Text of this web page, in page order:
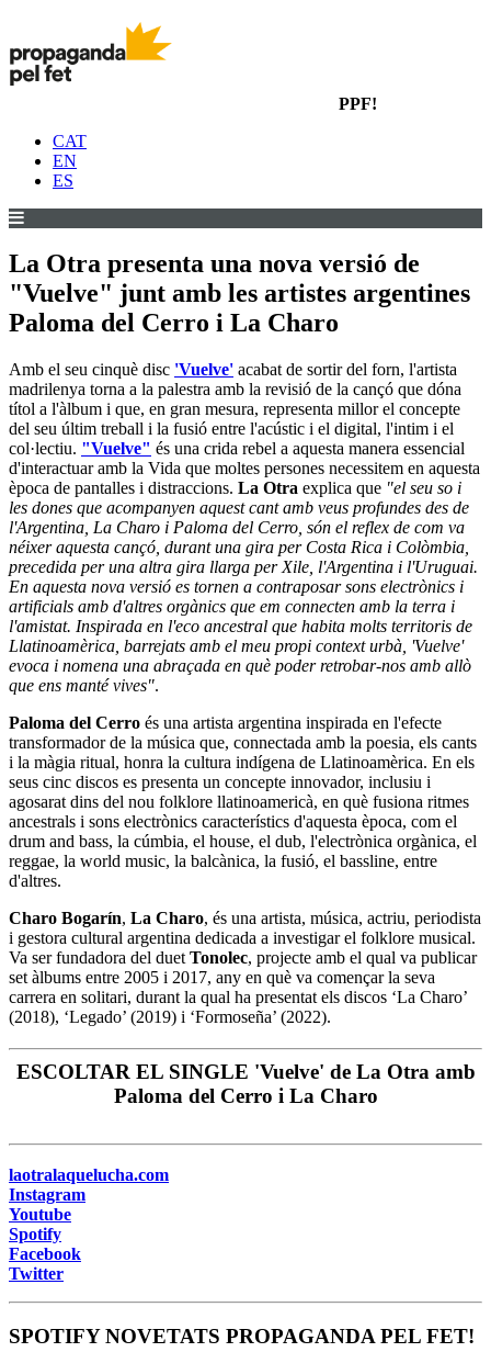
PPF!
CAT
EN
ES
La Otra presenta una nova versió de
"Vuelve" junt amb les artistes argentines
Paloma del Cerro i La Charo
Amb el seu cinquè disc 'Vuelve' acabat de sortir del forn, l'artista
madrilenya torna a la palestra amb la revisió de la cançó que dóna
títol a l'àlbum i que, en gran mesura, representa millor el concepte
del seu últim treball i la fusió entre l'acústic i el digital, l'intim i el
col·lectiu. "Vuelve" és una crida rebel a aquesta manera essencial
d'interactuar amb la Vida que moltes persones necessitem en aquesta
època de pantalles i distraccions. La Otra explica que "el seu so i
les dones que acompanyen aquest cant amb veus profundes des de
l'Argentina, La Charo i Paloma del Cerro, són el reflex de com va
néixer aquesta cançó, durant una gira per Costa Rica i Colòmbia,
precedida per una altra gira llarga per Xile, l'Argentina i l'Uruguai.
En aquesta nova versió es tornen a contraposar sons electrònics i
artificials amb d'altres orgànics que em connecten amb la terra i
l'amistat. Inspirada en l'eco ancestral que habita molts territoris de
Llatinoamèrica, barrejats amb el meu propi context urbà, 'Vuelve'
evoca i nomena una abraçada en què poder retrobar-nos amb allò
que ens manté vives".
Paloma del Cerro és una artista argentina inspirada en l'efecte
transformador de la música que, connectada amb la poesia, els cants
i la màgia ritual, honra la cultura indígena de Llatinoamèrica. En els
seus cinc discos es presenta un concepte innovador, inclusiu i
agosarat dins del nou folklore llatinoamericà, en què fusiona ritmes
ancestrals i sons electrònics característics d'aquesta època, com el
drum and bass, la cúmbia, el house, el dub, l'electrònica orgànica, el
reggae, la world music, la balcànica, la fusió, el bassline, entre
d'altres.
Charo Bogarín, La Charo, és una artista, música, actriu, periodista
i gestora cultural argentina dedicada a investigar el folklore musical.
Va ser fundadora del duet Tonolec, projecte amb el qual va publicar
set àlbums entre 2005 i 2017, any en què va començar la seva
carrera en solitari, durant la qual ha presentat els discos ‘La Charo’
(2018), ‘Legado’ (2019) i ‘Formoseña’ (2022).
ESCOLTAR EL SINGLE 'Vuelve' de La Otra amb
Paloma del Cerro i La Charo
laotralaquelucha.com
Instagram
Youtube
Spotify
Facebook
Twitter
SPOTIFY NOVETATS PROPAGANDA PEL FET!